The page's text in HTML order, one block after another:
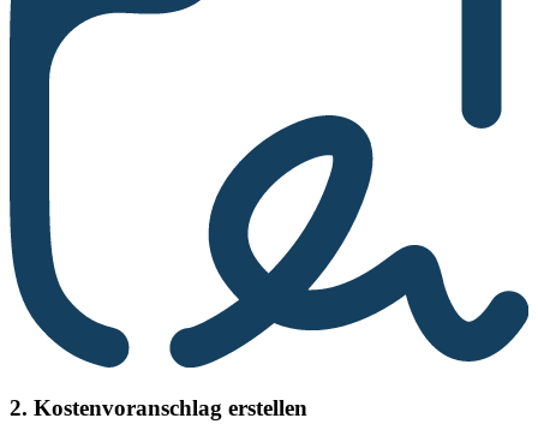
2. Kostenvoranschlag erstellen